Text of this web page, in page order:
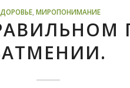
, МИРОПОНИМАНИЕ